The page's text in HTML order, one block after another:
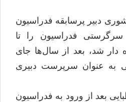
دبیر پرسابقه فدراسیون
فدراسیون را تا
دار شد، بعد از سال‌ها جای
به عنوان سرپرست دبیری
بعد از ورود به فدراسیون